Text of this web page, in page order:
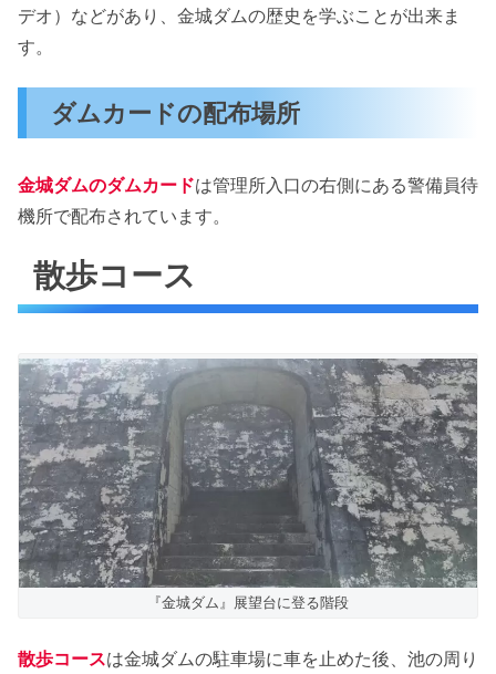
デオ）などがあり、金城ダムの歴史を学ぶことが出来ま
す。
ダムカードの配布場所
金城ダムのダムカードは管理所入口の右側にある警備員待
機所で配布されています。
散歩コース
『金城ダム』展望台に登る階段
散歩コースは金城ダムの駐車場に車を止めた後、池の周り